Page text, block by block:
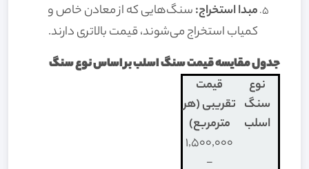
مبدا استخراج:سنگ‌هایی که از معادن خاص و
کمیاب استخراج می‌شوند، قیمت بالاتری دارند.
جدول مقایسه قیمت سنگ اسلب بر اساس نوع سنگ
نوع
سنگ
اسلب
قیمت
تقریبی (هر
مترمربع)
1,500,000
-